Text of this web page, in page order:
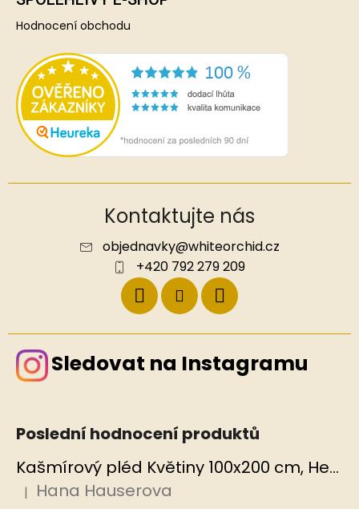
Hodnocení obchodu
Kontaktujte nás
objednavky@whiteorchid.cz
+420 792 279 209
Sledovat na Instagramu
Poslední hodnocení produktů
Kašmírový pléd Květiny 100x200 cm, Hedvábný svět
Hodnocení produktu je 5 z 5 hvězdiček.
| Hana Hauserova